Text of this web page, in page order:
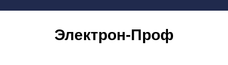
Электрон-Проф